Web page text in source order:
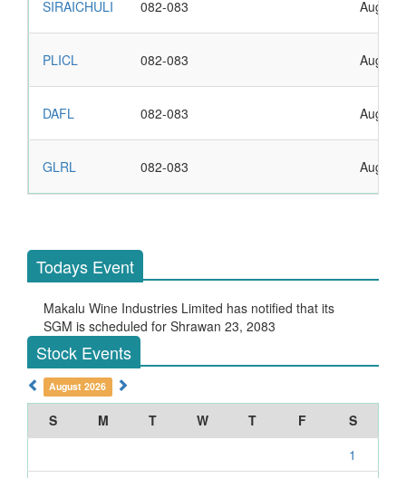
SIRAICHULI 082-083 Aug
PLICL 082-083 Aug
DAFL 082-083 Aug
GLRL 082-083 Aug
Todays Event
Makalu Wine Industries Limited has notified that its
SGM is scheduled for Shrawan 23, 2083
Stock Events
August 2026
S M T W T F
S
1